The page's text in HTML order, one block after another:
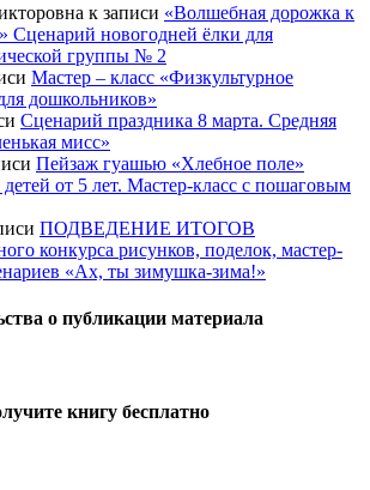
к записи «Волшебная дорожка к
Сценарий новогодней ёлки для
группы № 2
Мастер – класс «Физкультурное
дошкольников»
Сценарий праздника 8 марта. Средняя
мисс»
Пейзаж гуашью «Хлебное поле»
детей от 5 лет. Мастер-класс с пошаговым
ПОДВЕДЕНИЕ ИТОГОВ
конкурса рисунков, поделок, мастер-
«Ах, ты зимушка-зима!»
о публикации материала
книгу бесплатно